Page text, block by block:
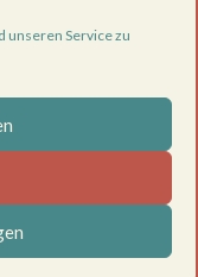
unseren Service zu
wende dich
Die Nutzung aller